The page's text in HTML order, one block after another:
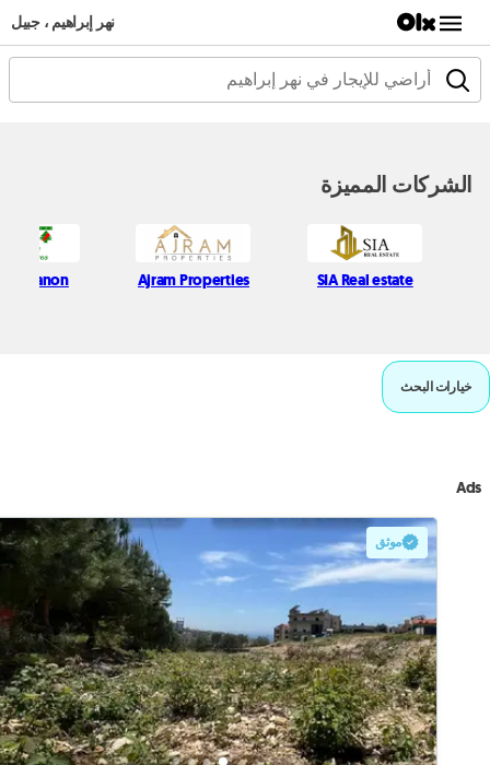
نهر إبراهيم ، جبيل
الشركات المميزة
SIA Real estate
Ajram Properties
Lebanon
خيارات البحث
Ads
موثق